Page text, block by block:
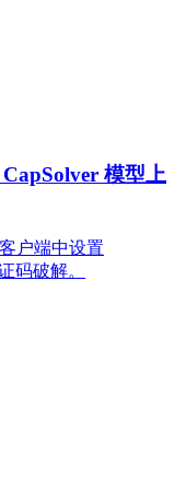
模型上
户端中设置
码破解。